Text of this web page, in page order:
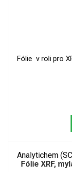
KALIBRACE
Fólie v roli pro
Analytichem
Fólie XRF,